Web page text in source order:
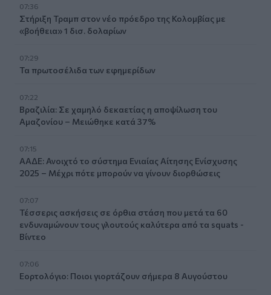
07:36
Στήριξη Τραμπ στον νέο πρόεδρο της Κολομβίας με
«βοήθεια» 1 δισ. δολαρίων
07:29
Τα πρωτοσέλιδα των εφημερίδων
07:22
Βραζιλία: Σε χαμηλό δεκαετίας η αποψίλωση του
Αμαζονίου – Μειώθηκε κατά 37%
07:15
ΑΑΔΕ: Ανοιχτό το σύστημα Ενιαίας Αίτησης Ενίσχυσης
2025 – Μέχρι πότε μπορούν να γίνουν διορθώσεις
07:07
Τέσσερις ασκήσεις σε όρθια στάση που μετά τα 60
ενδυναμώνουν τους γλουτούς καλύτερα από τα squats -
Βίντεο
07:06
Εορτολόγιο: Ποιοι γιορτάζουν σήμερα 8 Αυγούστου